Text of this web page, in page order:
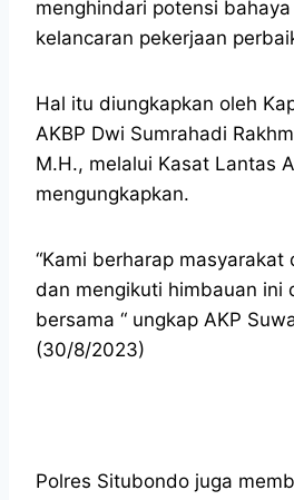
menghindari potensi
kelancaran pekerjaan
Hal itu diungkapkan oleh
AKBP Dwi Sumrahadi
M.H., melalui Kasat Lantas
mengungkapkan.
“Kami berharap masyarakat
dan mengikuti himbauan ini
bersama “ ungkap AKP
(30/8/2023)
Polres Situbondo juga